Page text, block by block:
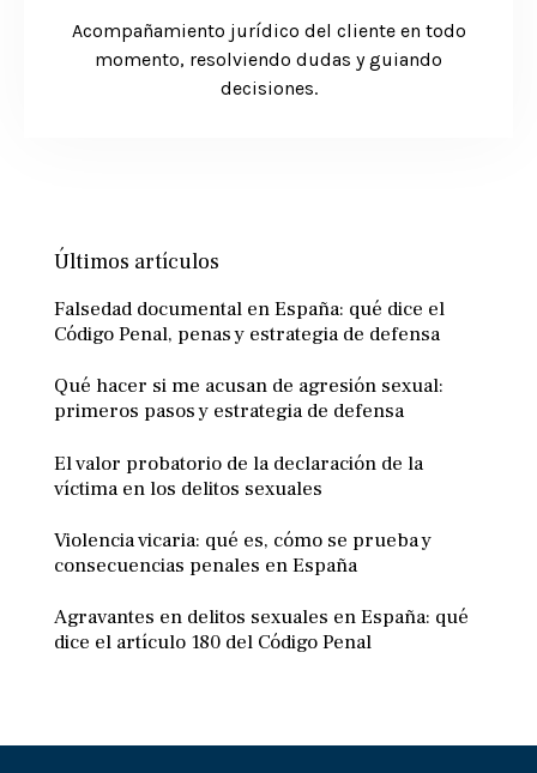
Acompañamiento jurídico del cliente en todo
momento, resolviendo dudas y guiando
decisiones.
Últimos artículos
Falsedad documental en España: qué dice el
Código Penal, penas y estrategia de defensa
Qué hacer si me acusan de agresión sexual:
primeros pasos y estrategia de defensa
El valor probatorio de la declaración de la
víctima en los delitos sexuales
Violencia vicaria: qué es, cómo se prueba y
consecuencias penales en España
Agravantes en delitos sexuales en España: qué
dice el artículo 180 del Código Penal